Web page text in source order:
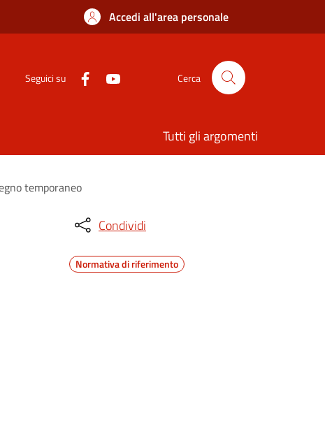
Accedi all'area personale
Seguici su Cerca
Tutti gli argomenti
temporaneo
Condividi
Normativa di riferimento